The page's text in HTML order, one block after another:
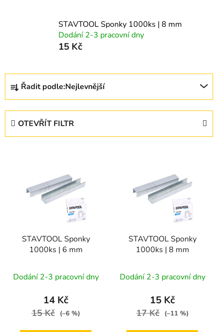
STAVTOOL Sponky 1000ks | 8 mm
Dodání 2-3 pracovní dny
15 Kč
Ř
z
Řadit podle:Nejlevnější
OTEVŘÍT FILTR
STAVTOOL Sponky
1000ks | 6 mm
Dodání 2-3 pracovní dny
14 Kč
15 Kč (–6 %)
STAVTOOL Sponky
1000ks | 8 mm
Dodání 2-3 pracovní dny
15 Kč
17 Kč (–11 %)